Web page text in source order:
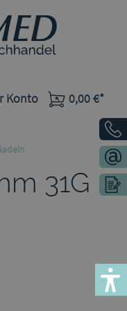
Konto 0,00 €*
31G